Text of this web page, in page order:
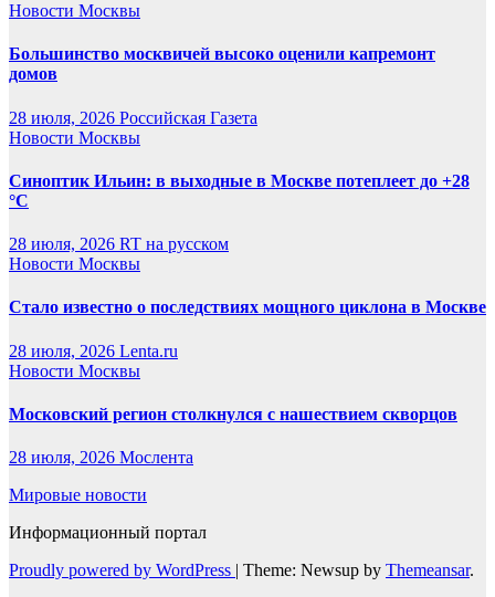
Новости Москвы
Большинство москвичей высоко оценили капремонт
домов
28 июля, 2026 Российская Газета
Новости Москвы
Синоптик Ильин: в выходные в Москве потеплеет до +28
°C
28 июля, 2026 RT на русском
Новости Москвы
Стало известно о последствиях мощного циклона в Москве
28 июля, 2026 Lenta.ru
Новости Москвы
Московский регион столкнулся с нашествием скворцов
28 июля, 2026 Мослента
Мировые новости
Информационный портал
Proudly powered by WordPress | Theme: Newsup by Themeansar.